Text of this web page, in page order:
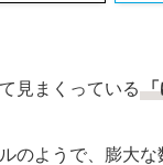
見まくっている 「
のようで、膨大